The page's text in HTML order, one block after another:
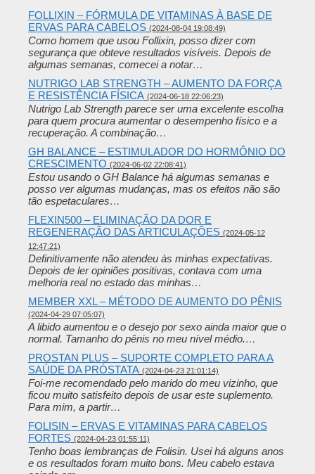
FOLLIXIN – FÓRMULA DE VITAMINAS À BASE DE
ERVAS PARA CABELOS (2024-08-04 19:08:49)
Como homem que usou Follixin, posso dizer com
segurança que obteve resultados visíveis. Depois de
algumas semanas, comecei a notar…
NUTRIGO LAB STRENGTH – AUMENTO DA FORÇA
E RESISTÊNCIA FÍSICA (2024-06-18 22:06:23)
Nutrigo Lab Strength parece ser uma excelente escolha
para quem procura aumentar o desempenho físico e a
recuperação. A combinação…
GH BALANCE – ESTIMULADOR DO HORMÔNIO DO
CRESCIMENTO (2024-06-02 22:08:41)
Estou usando o GH Balance há algumas semanas e
posso ver algumas mudanças, mas os efeitos não são
tão espetaculares…
FLEXIN500 – ELIMINAÇÃO DA DOR E
REGENERAÇÃO DAS ARTICULAÇÕES (2024-05-12
12:47:21)
Definitivamente não atendeu às minhas expectativas.
Depois de ler opiniões positivas, contava com uma
melhoria real no estado das minhas…
MEMBER XXL – MÉTODO DE AUMENTO DO PÊNIS
(2024-04-29 07:05:07)
A libido aumentou e o desejo por sexo ainda maior que o
normal. Tamanho do pênis no meu nível médio.…
PROSTAN PLUS – SUPORTE COMPLETO PARA A
SAÚDE DA PRÓSTATA (2024-04-23 21:01:14)
Foi-me recomendado pelo marido do meu vizinho, que
ficou muito satisfeito depois de usar este suplemento.
Para mim, a partir…
FOLISIN – ERVAS E VITAMINAS PARA CABELOS
FORTES (2024-04-23 01:55:11)
Tenho boas lembranças de Folisin. Usei há alguns anos
e os resultados foram muito bons. Meu cabelo estava